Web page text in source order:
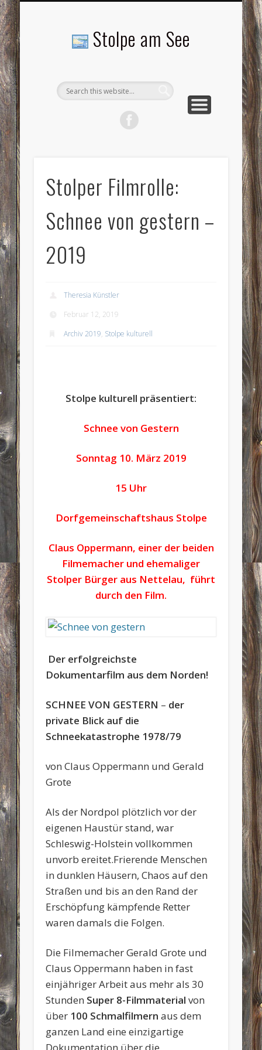
Stolpe am See
Stolper Filmrolle:
Schnee von gestern –
2019
Theresia Künstler
Februar 12, 2019
Archiv 2019, Stolpe kulturell
Stolpe kulturell präsentiert:
Schnee von Gestern
Sonntag 10. März 2019
15 Uhr
Dorfgemeinschaftshaus Stolpe
Claus Oppermann, einer der beiden
Filmemacher und ehemaliger
Stolper Bürger aus Nettelau, führt
durch den Film.
Der erfolgreichste
Dokumentarfilm aus dem Norden!
SCHNEE VON GESTERN – der
private Blick auf die
Schneekatastrophe 1978/79
von Claus Oppermann und Gerald
Grote
Als der Nordpol plötzlich vor der
eigenen Haustür stand, war
Schleswig-Holstein vollkommen
unvorb ereitet.Frierende Menschen
in dunklen Häusern, Chaos auf den
Straßen und bis an den Rand der
Erschöpfung kämpfende Retter
waren damals die Folgen.
Die Filmemacher Gerald Grote und
Claus Oppermann haben in fast
einjähriger Arbeit aus mehr als 30
Stunden Super 8-Filmmaterialvon
über 100 Schmalfilmernaus dem
ganzen Land eine einzigartige
Dokumentation über die